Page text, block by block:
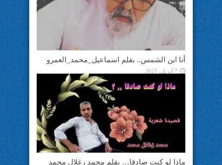
أنا ابن الشمس.. بقلم اسماعيل_محمد_العمرو
7 أبريل، 2025
ماذا لو كنت صادقا… بقلم محمد زغلال محمد